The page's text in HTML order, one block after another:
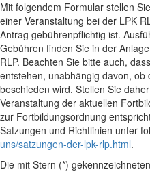
Mit folgendem Formular stellen
einer Veranstaltung bei der LPK
Antrag gebührenpflichtig ist.
Gebühren finden Sie in der
RLP. Beachten Sie bitte auch,
entstehen, unabhängig davon,
beschieden wird. Stellen Sie
Veranstaltung der aktuellen
zur Fortbildungsordnung
Satzungen und Richtlinien unter
uns/satzungen-der-lpk-rlp.html.
Die mit Stern (*)